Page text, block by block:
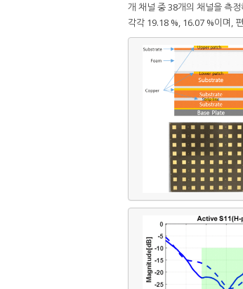
개 채널 중 38개의 채널을 측
각각 19.18 %, 16.07 %이며,